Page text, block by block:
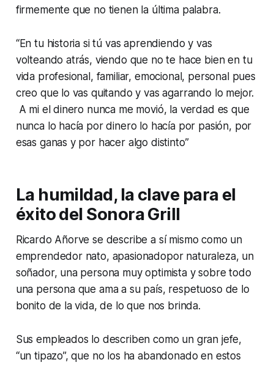
firmemente que no tienen la última palabra.
“En tu historia si tú vas aprendiendo y vas
volteando atrás, viendo que no te hace bien en tu
vida profesional, familiar, emocional, personal pues
creo que lo vas quitando y vas agarrando lo mejor.
A mi el dinero nunca me movió, la verdad es que
nunca lo hacía por dinero lo hacía por pasión, por
esas ganas y por hacer algo distinto”
La humildad, la clave para el
éxito del Sonora Grill
Ricardo Añorve se describe a sí mismo como un
emprendedor nato, apasionadopor naturaleza, un
soñador, una persona muy optimista y sobre todo
una persona que ama a su país, respetuoso de lo
bonito de la vida, de lo que nos brinda.
Sus empleados lo describen como un gran jefe,
“un tipazo”, que no los ha abandonado en estos